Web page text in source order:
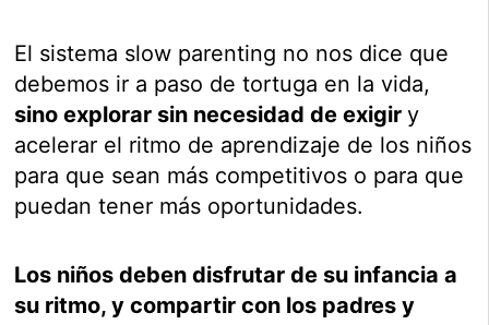
El sistema slow parenting no nos dice que
debemos ir a paso de tortuga en la vida,
sino explorar sin necesidad de exigiry
acelerar el ritmo de aprendizaje de los niños
para que sean más competitivos o para que
puedan tener más oportunidades.
Los niños deben disfrutar de su infancia a
su ritmo, y compartir con los padres y